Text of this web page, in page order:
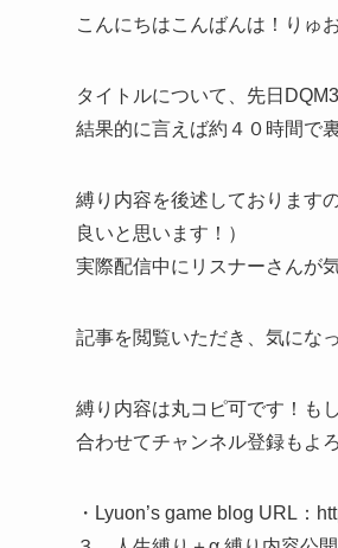
こんにちはこんばんは！りゅ
タイトルについて、先日
結果的に言えば約４０時間で
縛り内容を後述しております
良いと思います！）
実際配信中にリスナーさんが
記事を閲覧いただき、気にな
縛り内容は丸コピ可です！も
合わせてチャンネル登録もよ
・Lyuon’s game blog URL：